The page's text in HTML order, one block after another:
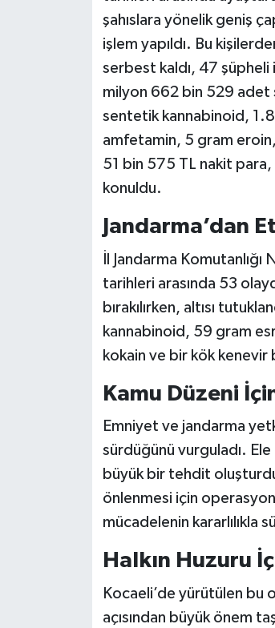
şahıslara yönelik geniş
işlem yapıldı. Bu
serbest kaldı, 47
milyon 662 bin 529
sentetik kannabinoid,
amfetamin, 5 gram
51 bin 575 TL nakit
konuldu.
Jandarma’dan
İl Jandarma
tarihleri arasında 53
bırakılırken, altısı
kannabinoid, 59 gram
kokain ve bir kök
Kamu Düzeni
Emniyet ve jandarma
sürdüğünü vurguladı.
büyük bir tehdit
önlenmesi için
mücadelenin kararlılıkla
Halkın Huzuru
Kocaeli’de yürütülen bu
açısından büyük önem